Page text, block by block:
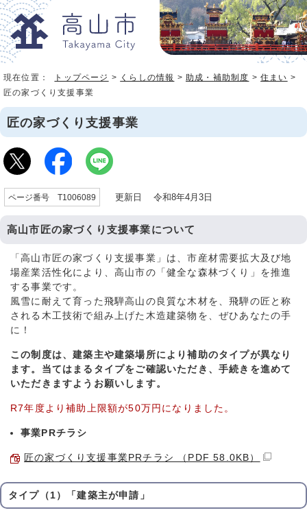
現在位置： トップページ > くらしの情報 >助成・補助制度 >住まい >
匠の家づくり支援事業
匠の家づくり支援事業
ページ番号 T1006089 更新日 令和8年4月3日
高山市匠の家づくり支援事業について
「高山市匠の家づくり支援事業」は、市産材需要拡大及び地
場産業活性化により、高山市の「健全な森林づくり」を推進
する事業です。
風雪に耐えて育った飛騨高山の良質な木材を、飛騨の匠と称
される木工技術で組み上げた木造建築物を、ぜひあなたの手
に！
この制度は、建築主や建築場所により補助のタイプが異なり
ます。当てはまるタイプをご確認いただき、手続きを進めて
いただきますようお願いします。
R7年度より補助上限額が50万円になりました。
事業PRチラシ
匠の家づくり支援事業PRチラシ （PDF 58.0KB）
タイプ（1）「建築主が申請」